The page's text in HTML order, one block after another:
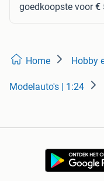
goedkoopste voor€
Home Hobby
Modelauto's | 1:24